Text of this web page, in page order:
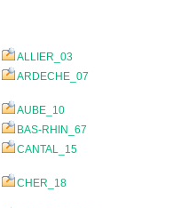
ALLIER_03
ARDECHE_07
AUBE_10
BAS-RHIN_67
CANTAL_15
CHER_18